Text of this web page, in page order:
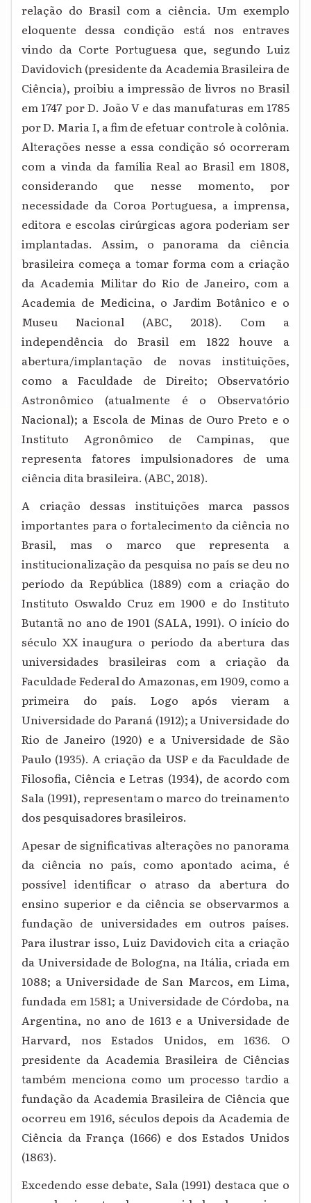
relação do Brasil com a ciência. Um exemplo
eloquente dessa condição está nos entraves
vindo da Corte Portuguesa que, segundo Luiz
Davidovich (presidente da Academia Brasileira de
Ciência), proibiu a impressão de livros no Brasil
em 1747 por D. João V e das manufaturas em 1785
por D. Maria I, a fim de efetuar controle à colônia.
Alterações nesse a essa condição só ocorreram
com a vinda da família Real ao Brasil em 1808,
considerando que nesse momento, por
necessidade da Coroa Portuguesa, a imprensa,
editora e escolas cirúrgicas agora poderiam ser
implantadas. Assim, o panorama da ciência
brasileira começa a tomar forma com a criação
da Academia Militar do Rio de Janeiro, com a
Academia de Medicina, o Jardim Botânico e o
Museu Nacional (ABC, 2018). Com a
independência do Brasil em 1822 houve a
abertura/implantação de novas instituições,
como a Faculdade de Direito; Observatório
Astronômico (atualmente é o Observatório
Nacional); a Escola de Minas de Ouro Preto e o
Instituto Agronômico de Campinas, que
representa fatores impulsionadores de uma
ciência dita brasileira. (ABC, 2018).
A criação dessas instituições marca passos
importantes para o fortalecimento da ciência no
Brasil, mas o marco que representa a
institucionalização da pesquisa no país se deu no
período da República (1889) com a criação do
Instituto Oswaldo Cruz em 1900 e do Instituto
Butantã no ano de 1901 (SALA, 1991). O início do
século XX inaugura o período da abertura das
universidades brasileiras com a criação da
Faculdade Federal do Amazonas, em 1909, como a
primeira do país. Logo após vieram a
Universidade do Paraná (1912); a Universidade do
Rio de Janeiro (1920) e a Universidade de São
Paulo (1935). A criação da USP e da Faculdade de
Filosofia, Ciência e Letras (1934), de acordo com
Sala (1991), representam o marco do treinamento
dos pesquisadores brasileiros.
Apesar de significativas alterações no panorama
da ciência no país, como apontado acima, é
possível identificar o atraso da abertura do
ensino superior e da ciência se observarmos a
fundação de universidades em outros países.
Para ilustrar isso, Luiz Davidovich cita a criação
da Universidade de Bologna, na Itália, criada em
1088; a Universidade de San Marcos, em Lima,
fundada em 1581; a Universidade de Córdoba, na
Argentina, no ano de 1613 e a Universidade de
Harvard, nos Estados Unidos, em 1636. O
presidente da Academia Brasileira de Ciências
também menciona como um processo tardio a
fundação da Academia Brasileira de Ciência que
ocorreu em 1916, séculos depois da Academia de
Ciência da França (1666) e dos Estados Unidos
(1863).
Excedendo esse debate, Sala (1991) destaca que o